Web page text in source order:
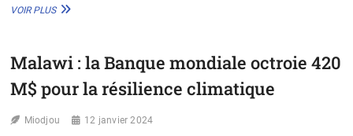
VOIR PLUSMOZAMBIQUE
ET
S’ASSOCIENT
UN
Malawi : la Banque mondiale octroie 420
M$ pour la résilience climatique
Miodjou 12 janvier 2024